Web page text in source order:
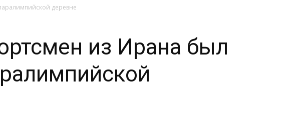
деревне
из Ирана был